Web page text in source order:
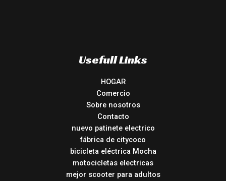
Usefull Links
HOGAR
Comercio
Sobre nosotros
Contacto
nuevo patinete electrico
fábrica de citycoco
bicicleta eléctrica Mocha
motocicletas electricas
mejor scooter para adultos